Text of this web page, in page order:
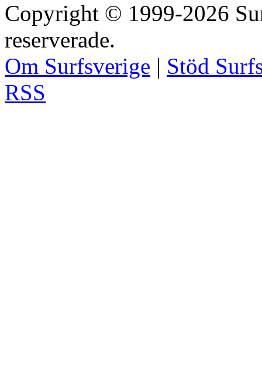
Copyright © 1999-2026
reserverade.
Om Surfsverige | Stöd
RSS